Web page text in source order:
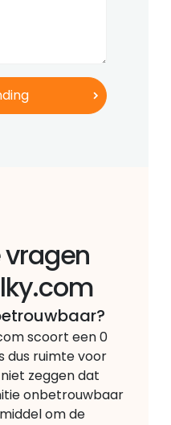
scoort een 0
dus ruimte voor
zeggen dat
onbetrouwbaar
om de